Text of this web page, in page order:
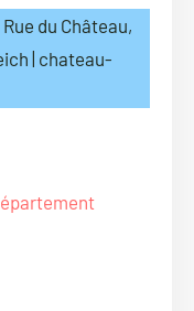
du Château,
| chateau-